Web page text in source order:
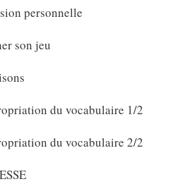
personnelle
son jeu
du vocabulaire 1/2
du vocabulaire 2/2